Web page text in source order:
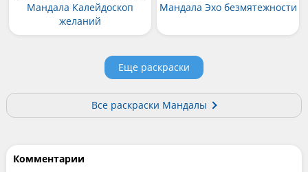
Мандала Калейдоскоп
желаний
Мандала Эхо безмятежности
Еще раскраски
Все раскраски Мандалы
Комментарии